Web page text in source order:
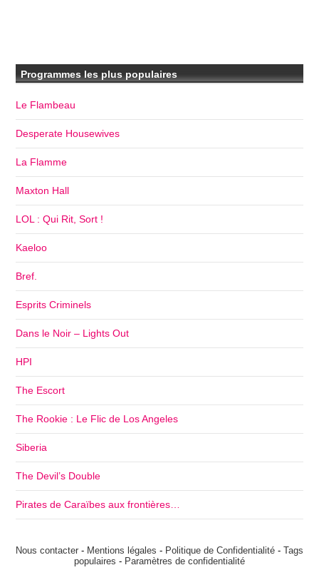
Programmes les plus populaires
Le Flambeau
Desperate Housewives
La Flamme
Maxton Hall
LOL : Qui Rit, Sort !
Kaeloo
Bref.
Esprits Criminels
Dans le Noir – Lights Out
HPI
The Escort
The Rookie : Le Flic de Los Angeles
Siberia
The Devil’s Double
Pirates de Caraïbes aux frontières…
Nous contacter - Mentions légales - Politique de Confidentialité - Tags
populaires - Paramètres de confidentialité